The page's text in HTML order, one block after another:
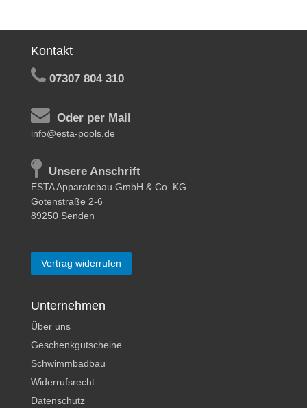
Kontakt
07307 804 310
Oder per Mail
info@esta-pools.de
Unsere Anschrift
ESTA Apparatebau GmbH & Co. KG
Gotenstraße 2-6
89250 Senden
Vertrag widerrufen
Unternehmen
Über uns
Geschenkgutscheine
Schwimmbadbau
Widerrufsrecht
Datenschutz